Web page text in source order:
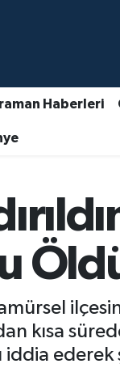
Haberleri
kısa
iddia